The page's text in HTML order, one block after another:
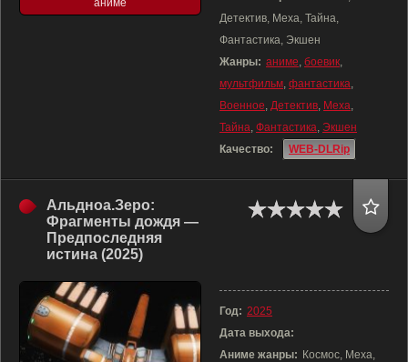
аниме
Детектив, Меха, Тайна,
Фантастика, Экшен
Жанры: аниме, боевик,
мультфильм, фантастика,
Военное, Детектив, Меха,
Тайна, Фантастика, Экшен
Качество:
WEB-DLRip
Альдноа.Зеро:
Фрагменты дождя —
Предпоследняя
истина (2025)
Год: 2025
Дата выхода:
Аниме жанры: Космос, Меха,